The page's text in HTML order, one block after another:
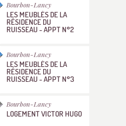
Bourbon-Lancy
LES MEUBLÉS DE LA
RÉSIDENCE DU
RUISSEAU - APPT N°2
Bourbon-Lancy
LES MEUBLÉS DE LA
RÉSIDENCE DU
RUISSEAU - APPT N°3
Bourbon-Lancy
LOGEMENT VICTOR HUGO